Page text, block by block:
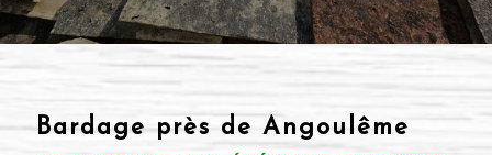
Bardage près de Angoulême